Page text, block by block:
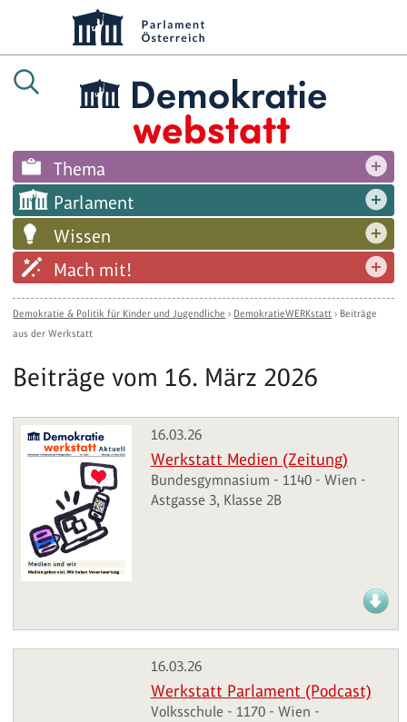
Thema
Parlament
Wissen
Mach mit!
Demokratie & Politik für Kinder und Jugendliche › DemokratieWERKstatt › Beiträge
aus der Werkstatt
Beiträge vom 16. März 2026
16.03.26
Werkstatt Medien (Zeitung)
Bundesgymnasium - 1140 - Wien -
Astgasse 3, Klasse 2B
16.03.26
Werkstatt Parlament (Podcast)
Volksschule - 1170 - Wien -